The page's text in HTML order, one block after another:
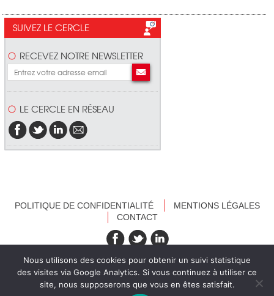
SUIVEZ LE CERCLE
RECEVEZ NOTRE NEWSLETTER
LE CERCLE EN RÉSEAU
POLITIQUE DE CONFIDENTIALITÉ
MENTIONS LÉGALES
CONTACT
recevez nos newsletters
Nous utilisons des cookies pour obtenir un suivi statistique
des visites via Google Analytics. Si vous continuez à utiliser ce
site, nous supposerons que vous en êtes satisfait.